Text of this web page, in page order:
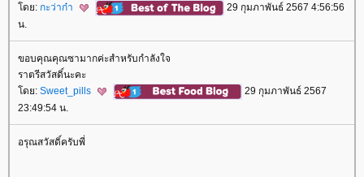
ดย: กะว่าก๋า
29 กุมภาพันธ์ 2567 4:56:56
น.
ขอบคุณคุณซามากค่ะสำหรับกำลังใจ
ราตรีสวัสดิ์นะคะ
ดย: Sweet_pills
29 กุมภาพันธ์ 2567
23:49:54 น.
อรุณสวัสดิ์ครับพี่